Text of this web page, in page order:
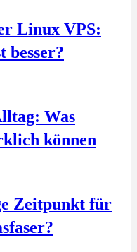
Linux VPS:
besser?
Was
können
Zeitpunkt für